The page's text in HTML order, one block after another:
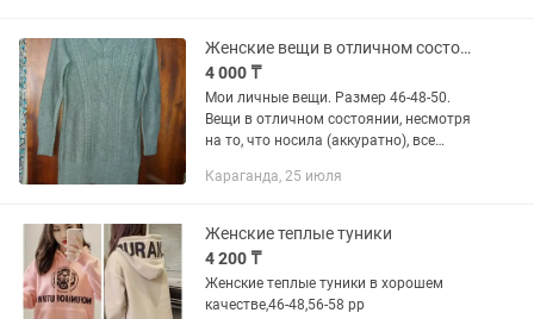
Женские вещи в отличном состоянии Туника и штаны
4 000 ₸
Мои личные вещи. Размер 46-48-50.
Вещи в отличном состоянии, несмотря
на то, что носила (аккуратно), все
ни разу не одевала. Цены от 4 тыс до
Караганда, 25 июля
Женские теплые туники
4 200 ₸
Женские теплые туники в хорошем
качестве,46-48,56-58 рр